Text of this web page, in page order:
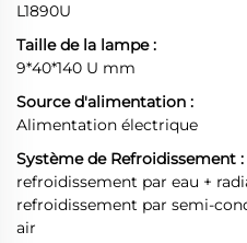
L1890U
Taille de la lampe :
9*40*140 U mm
Source d'alimentation :
Alimentation électrique
Système de Refroidissement :
refroidissement par eau +
refroidissement par semi-
air